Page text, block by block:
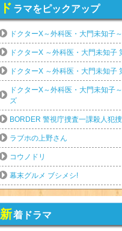
ド ラマをピックアップ
ドクターX～外科医・大門未知子～
ドクターX ～外科医・大門未知子
ドクターX ～外科医・大門未知子
ドクターX～外科医・大門未知子
ズ
BORDER 警視庁捜査一課殺人犯
ラブホの上野さん
コウノドリ
幕末グルメ ブシメシ!
新着ドラマ